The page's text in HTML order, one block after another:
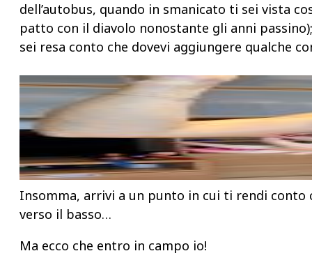
dell’autobus, quando in smanicato ti sei vista
patto con il diavolo nonostante gli anni
sei resa conto che dovevi aggiungere qualche
Insomma, arrivi a un punto in cui ti rendi conto
verso il basso…
Ma ecco che entro in campo io!